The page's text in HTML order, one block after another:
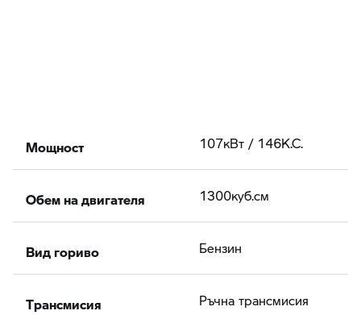
Мощност 107кВт / 146К.С.
Обем на двигателя 1300куб.cм
Вид гориво Бензин
Tрансмисия Ръчна трансмисия